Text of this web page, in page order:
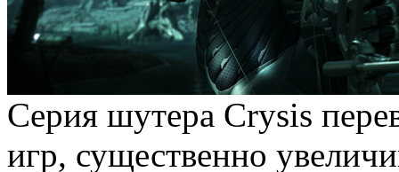
Серия шутера Crysis
игр, существенно